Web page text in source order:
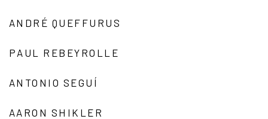
ANDRÉ QUEFFURUS
PAUL REBEYROLLE
ANTONIO SEGUÍ
AARON SHIKLER